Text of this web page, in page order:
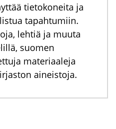
tietokoneita ja
tapahtumiin.
lehtiä ja muuta
suomen
materiaaleja
aineistoja.